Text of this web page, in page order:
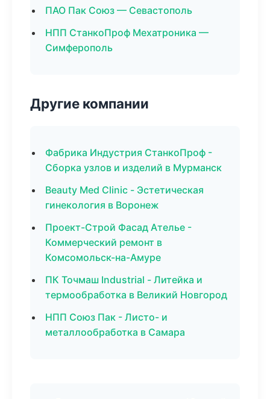
ПАО Пак Союз — Севастополь
НПП СтанкоПроф Мехатроника —
Симферополь
Другие компании
Фабрика Индустрия СтанкоПроф -
Сборка узлов и изделий в Мурманск
Beauty Med Clinic - Эстетическая
гинекология в Воронеж
Проект-Строй Фасад Ателье -
Коммерческий ремонт в
Комсомольск-на-Амуре
ПК Точмаш Industrial - Литейка и
термообработка в Великий Новгород
НПП Союз Пак - Листо- и
металлообработка в Самара